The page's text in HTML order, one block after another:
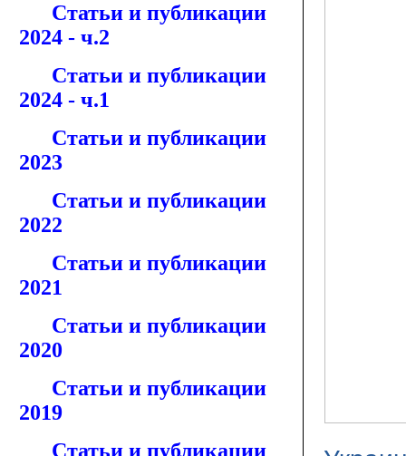
Статьи и публикации
2024 - ч.2
Статьи и публикации
2024 - ч.1
Статьи и публикации
2023
Статьи и публикации
2022
Статьи и публикации
2021
Статьи и публикации
2020
Статьи и публикации
2019
Статьи и публикации